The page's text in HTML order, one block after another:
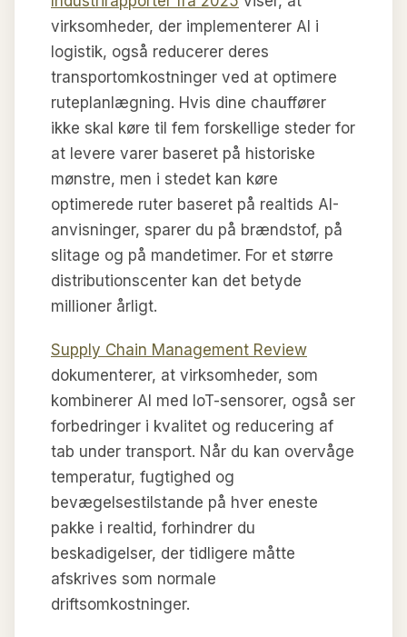
virksomheder, der implementerer AI i
logistik, også reducerer deres
transportomkostninger ved at optimere
ruteplanlægning. Hvis dine chauffører
ikke skal køre til fem forskellige steder for
at levere varer baseret på historiske
mønstre, men i stedet kan køre
optimerede ruter baseret på realtids AI-
anvisninger, sparer du på brændstof, på
slitage og på mandetimer. For et større
distributionscenter kan det betyde
millioner årligt.
Supply Chain Management Review
dokumenterer, at virksomheder, som
kombinerer AI med IoT-sensorer, også ser
forbedringer i kvalitet og reducering af
tab under transport. Når du kan overvåge
temperatur, fugtighed og
bevægelsestilstande på hver eneste
pakke i realtid, forhindrer du
beskadigelser, der tidligere måtte
afskrives som normale
driftsomkostninger.